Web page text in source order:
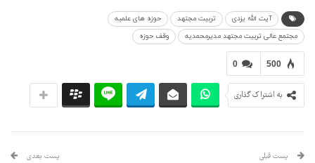
آیت الله یزدی تربیت مجتهد
حوزه های علمیه
مجتمع عالی تربیت مجتهد مدیرمحمدیه
وقف حوزه
0 500
به اشتراک گذاری
پست قبلی
پست بعدی